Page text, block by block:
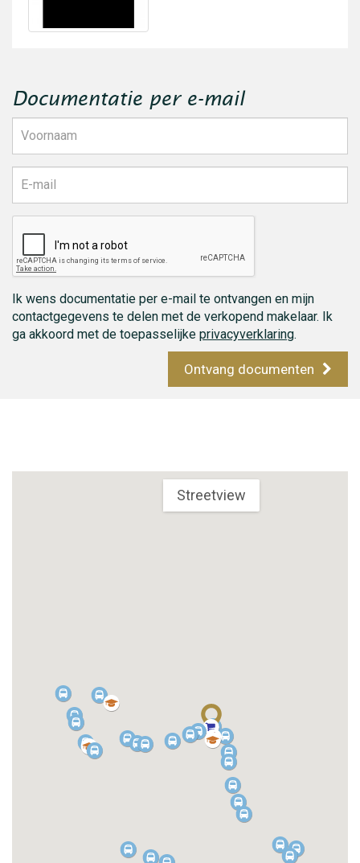
Documentatie per e-mail
Ik wens documentatie per e-mail te ontvangen en mijn
contactgegevens te delen met de verkopend makelaar. Ik
ga akkoord met de toepasselijke privacyverklaring.
Ontvang documenten
Streetview